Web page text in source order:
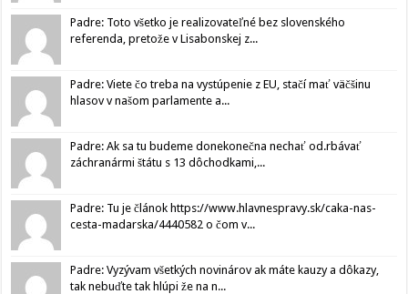
Padre: Toto všetko je realizovateľné bez slovenského
referenda, pretože v Lisabonskej z...
Padre: Viete čo treba na vystúpenie z EU, stačí mať väčšinu
hlasov v našom parlamente a...
Padre: Ak sa tu budeme donekonečna nechať od.rbávať
záchranármi štátu s 13 dôchodkami,...
Padre: Tu je článok https://www.hlavnespravy.sk/caka-nas-
cesta-madarska/4440582 o čom v...
Padre: Vyzývam všetkých novinárov ak máte kauzy a dôkazy,
tak nebuďte tak hlúpi že na n...